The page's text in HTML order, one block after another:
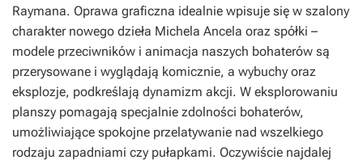
Raymana. Oprawa graficzna idealnie wpisuje się w szalony
charakter nowego dzieła Michela Ancela oraz spółki –
modele przeciwników i animacja naszych bohaterów są
przerysowane i wyglądają komicznie, a wybuchy oraz
eksplozje, podkreślają dynamizm akcji. W eksplorowaniu
planszy pomagają specjalnie zdolności bohaterów,
umożliwiające spokojne przelatywanie nad wszelkiego
rodzaju zapadniami czy pułapkami. Oczywiście najdalej